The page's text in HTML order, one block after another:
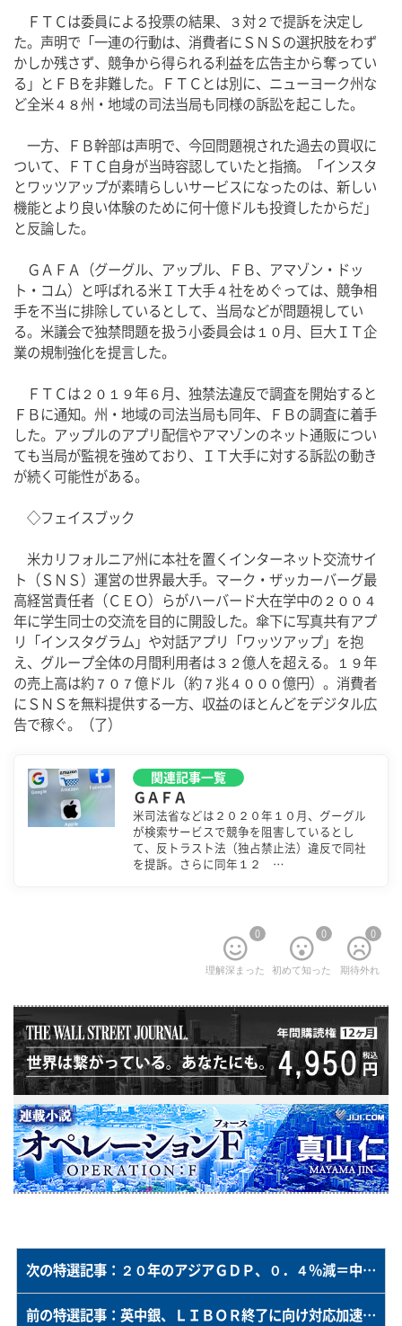
ＦＴＣは委員による投票の結果、３対２で提訴を決定し
た。声明で「一連の行動は、消費者にＳＮＳの選択肢をわず
かしか残さず、競争から得られる利益を広告主から奪ってい
る」とＦＢを非難した。ＦＴＣとは別に、ニューヨーク州な
ど全米４８州・地域の司法当局も同様の訴訟を起こした。
一方、ＦＢ幹部は声明で、今回問題視された過去の買収に
ついて、ＦＴＣ自身が当時容認していたと指摘。「インスタ
とワッツアップが素晴らしいサービスになったのは、新しい
機能とより良い体験のために何十億ドルも投資したからだ」
と反論した。
ＧＡＦＡ（グーグル、アップル、ＦＢ、アマゾン・ドッ
ト・コム）と呼ばれる米ＩＴ大手４社をめぐっては、競争相
手を不当に排除しているとして、当局などが問題視してい
る。米議会で独禁問題を扱う小委員会は１０月、巨大ＩＴ企
業の規制強化を提言した。
ＦＴＣは２０１９年６月、独禁法違反で調査を開始すると
ＦＢに通知。州・地域の司法当局も同年、ＦＢの調査に着手
した。アップルのアプリ配信やアマゾンのネット通販につい
ても当局が監視を強めており、ＩＴ大手に対する訴訟の動き
が続く可能性がある。
◇フェイスブック
米カリフォルニア州に本社を置くインターネット交流サイ
ト（ＳＮＳ）運営の世界最大手。マーク・ザッカーバーグ最
高経営責任者（ＣＥＯ）らがハーバード大在学中の２００４
年に学生同士の交流を目的に開設した。傘下に写真共有アプ
リ「インスタグラム」や対話アプリ「ワッツアップ」を抱
え、グループ全体の月間利用者は３２億人を超える。１９年
の売上高は約７０７億ドル（約７兆４０００億円）。消費者
にＳＮＳを無料提供する一方、収益のほとんどをデジタル広
告で稼ぐ。（了）
関連記事一覧
ＧＡＦＡ
米司法省などは２０２０年１０月、グーグル
が検索サービスで競争を阻害しているとし
て、反トラスト法（独占禁止法）違反で同社
を提訴。さらに同年１２ …
0
理解深まった
0
初めて知った
0
期待外れ
次の特選記事：２０年のアジアＧＤＰ、０．４％減＝中国の回復で上方修正―ＡＤＢ予想
前の特選記事：英中銀、ＬＩＢＯＲ終了に向け対応加速を呼び掛け